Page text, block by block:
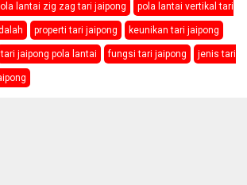
lantai zig zag tari jaipong pola lantai vertikal tari
properti tari jaipong keunikan tari jaipong
tari jaipong pola lantai fungsi tari jaipong jenis tari